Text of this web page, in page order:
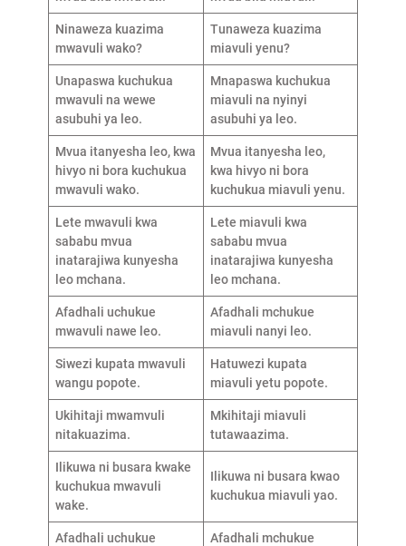
Ninaweza kuazima
mwavuli wako?
Tunaweza kuazima
miavuli yenu?
Unapaswa kuchukua
mwavuli na wewe
asubuhi ya leo.
Mnapaswa kuchukua
miavuli na nyinyi
asubuhi ya leo.
Mvua itanyesha leo, kwa
hivyo ni bora kuchukua
mwavuli wako.
Mvua itanyesha leo,
kwa hivyo ni bora
kuchukua miavuli yenu.
Lete mwavuli kwa
sababu mvua
inatarajiwa kunyesha
leo mchana.
Lete miavuli kwa
sababu mvua
inatarajiwa kunyesha
leo mchana.
Afadhali uchukue
mwavuli nawe leo.
Afadhali mchukue
miavuli nanyi leo.
Siwezi kupata mwavuli
wangu popote.
Hatuwezi kupata
miavuli yetu popote.
Ukihitaji mwamvuli
nitakuazima.
Mkihitaji miavuli
tutawaazima.
Ilikuwa ni busara kwake
kuchukua mwavuli
wake.
Ilikuwa ni busara kwao
kuchukua miavuli yao.
Afadhali uchukue
Afadhali mchukue